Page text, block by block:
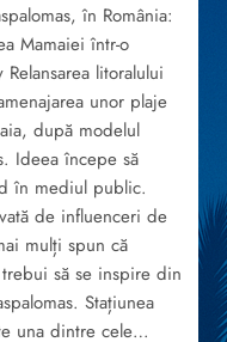
în România:
Mamaiei într-o
Relansarea litoralului
unor plaje
după modelul
Ideea începe să
în mediul public.
de influenceri de
mulți spun că
trebui să se inspire din
Stațiunea
una dintre cele…